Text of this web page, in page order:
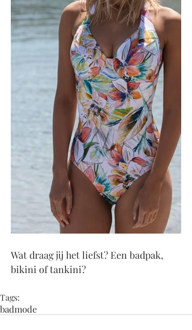
Wat draag jij het liefst? Een badpak,
bikini of tankini?
Tags:
badmode